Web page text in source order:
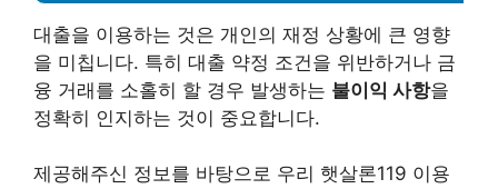
대출을 이용하는 것은 개인의 재정 상황에 큰 영향
을 미칩니다. 특히 대출 약정 조건을 위반하거나 금
융 거래를 소홀히 할 경우 발생하는 불이익 사항을
정확히 인지하는 것이 중요합니다.
제공해주신 정보를 바탕으로 우리 햇살론119 이용